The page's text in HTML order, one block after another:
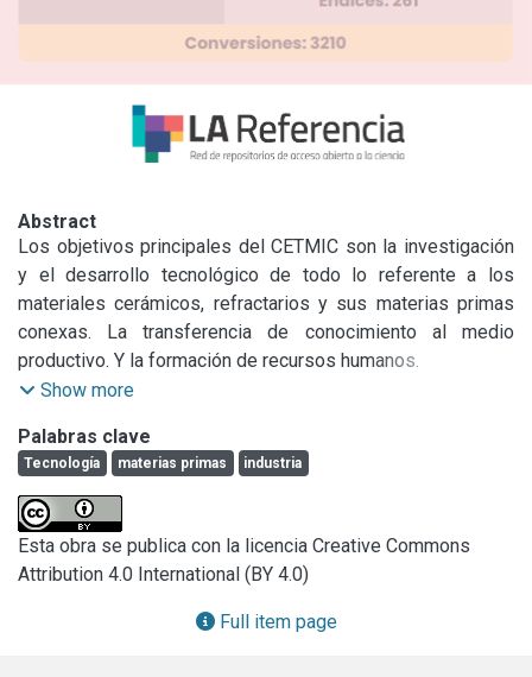
Abstract
Los objetivos principales del CETMIC son la investigación
y el desarrollo tecnológico de todo lo referente a los
materiales cerámicos, refractarios y sus materias primas
conexas. La transferencia de conocimiento al medio
productivo. Y la formación de recursos humanos.
En el CETMIC, se llevan adelante tesis doctorales y de
la UBA. Conjuntamente, varios alumnos avanzados de
carreras de grado de estas universidades realizan estadías
de colaboración en los diversos grupos de investigación
del CETMIC. Asimismo el CETMIC posee convenios con
escuelas técnicas de la zona, para que algunos alumnos de
las mismas realicen pasantías de entrenamiento en tareas
Show more
Palabras clave
Tecnología materias primas industria
Esta obra se publica con la licencia Creative Commons
Attribution 4.0 International (BY 4.0)
Full item page